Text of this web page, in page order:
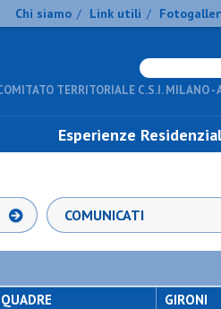
Chi siamo / Link utili /
TERRITORIALE C.S.I. MILANO
Esperienze
COMUNICATI
GIRONI